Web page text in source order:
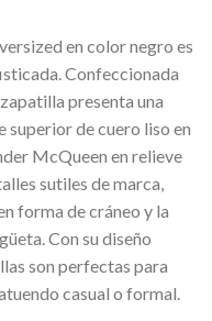
en color negro es
Confeccionada
presenta una
superior de cuero liso en
McQueen en relieve
sutiles de marca,
forma de cráneo y la
Con su diseño
son perfectas para
casual o formal.